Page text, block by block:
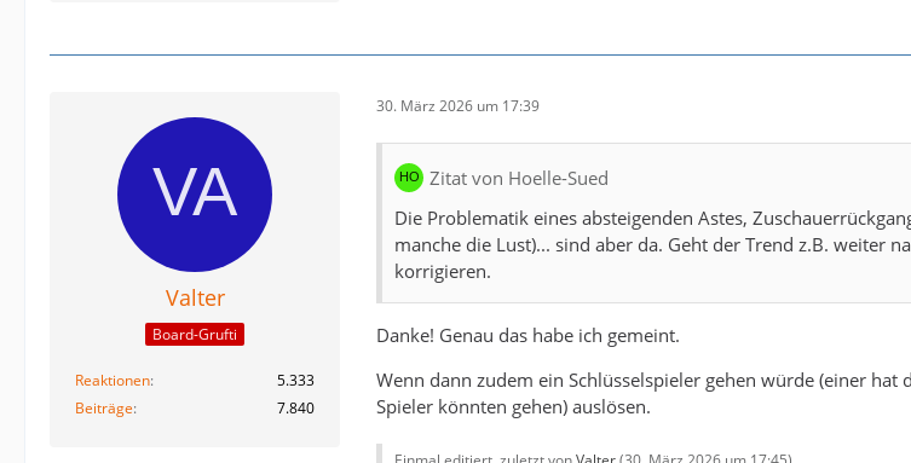
Valter
Board-Grufti
Reaktionen
5.333
Beiträge
7.840
30. März 2026 um 17:39
Zitat von Hoelle-Sued
Die Problematik eines absteigenden Astes,
manche die Lust)... sind aber da. Geht der Trend z.B. weiter
korrigieren.
Danke! Genau das habe ich gemeint.
Wenn dann zudem ein Schlüsselspieler gehen würde (einer
Spieler könnten gehen) auslösen.